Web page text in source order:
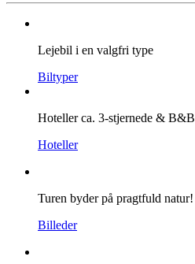
Lejebil i en valgfri type
Biltyper
Hoteller ca. 3-stjernede & B&B
Hoteller
Turen byder på pragtfuld natur!
Billeder